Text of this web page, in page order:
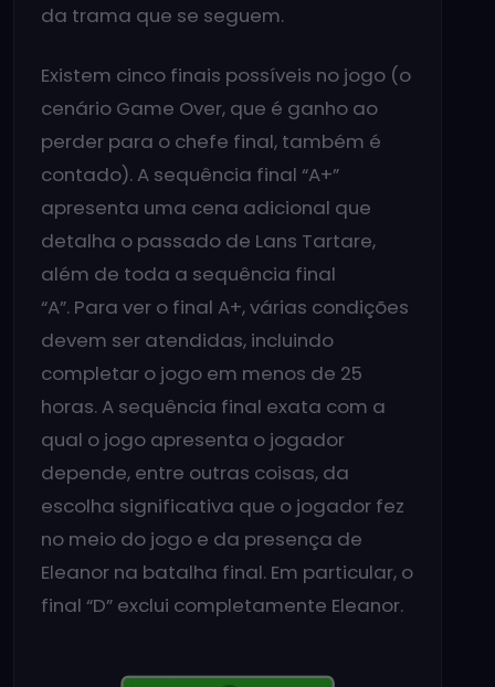
da trama que se seguem.
Existem cinco finais possíveis no jogo (o
cenário Game Over, que é ganho ao
perder para o chefe final, também é
contado). A sequência final “A+”
apresenta uma cena adicional que
detalha o passado de Lans Tartare,
além de toda a sequência final
“A”. Para ver o final A+, várias condições
devem ser atendidas, incluindo
completar o jogo em menos de 25
horas. A sequência final exata com a
qual o jogo apresenta o jogador
depende, entre outras coisas, da
escolha significativa que o jogador fez
no meio do jogo e da presença de
Eleanor na batalha final. Em particular, o
final “D” exclui completamente Eleanor.